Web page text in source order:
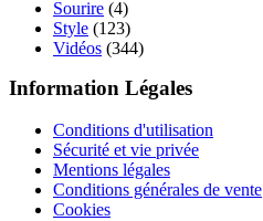
Sourire (4)
Style (123)
Vidéos (344)
Information Légales
Conditions d'utilisation
Sécurité et vie privée
Mentions légales
Conditions générales de vente
Cookies